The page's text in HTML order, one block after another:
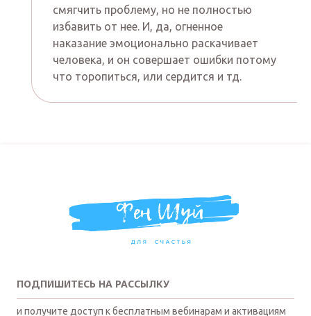
смягчить проблему, но не полностью
избавить от нее. И, да, огненное
наказание эмоционально раскачивает
человека, и он совершает ошибки потому
что торопиться, или сердится и тд.
ПОДПИШИТЕСЬ НА РАССЫЛКУ
и получите доступ к бесплатным вебинарам и активациям